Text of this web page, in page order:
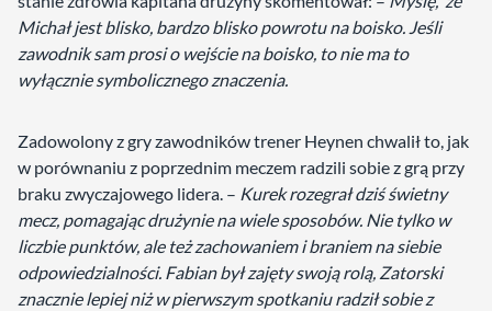
Michał jest blisko, bardzo blisko powrotu na boisko. Jeśli
zawodnik sam prosi o wejście na boisko, to nie ma to
wyłącznie symbolicznego znaczenia.
Zadowolony z gry zawodników trener Heynen chwalił to, jak
w porównaniu z poprzednim meczem radzili sobie z grą przy
braku zwyczajowego lidera. – Kurek rozegrał dziś świetny
mecz, pomagając drużynie na wiele sposobów. Nie tylko w
liczbie punktów, ale też zachowaniem i braniem na siebie
odpowiedzialności. Fabian był zajęty swoją rolą, Zatorski
znacznie lepiej niż w pierwszym spotkaniu radził sobie z